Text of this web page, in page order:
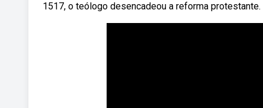
1517, o teólogo desencadeou a reforma